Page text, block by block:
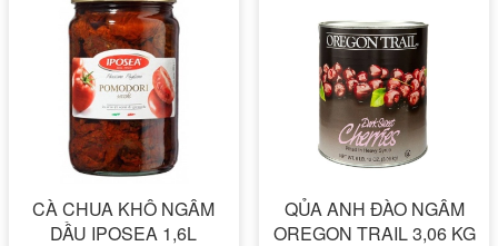
CÀ CHUA KHÔ NGÂM
DẦU IPOSEA 1,6L
QỦA ANH ĐÀO NGÂM
OREGON TRAIL 3,06 KG